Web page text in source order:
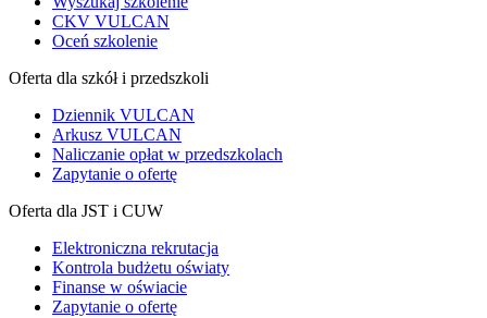
CKV VULCAN
Oceń szkolenie
Oferta dla szkół i przedszkoli
Dziennik VULCAN
Arkusz VULCAN
Naliczanie opłat w przedszkolach
Zapytanie o ofertę
Oferta dla JST i CUW
Elektroniczna rekrutacja
Kontrola budżetu oświaty
Finanse w oświacie
Zapytanie o ofertę